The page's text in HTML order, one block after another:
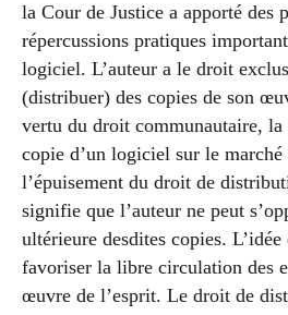
la Cour de Justice a apporté des
répercussions pratiques
logiciel. L’auteur a le droit
(distribuer) des copies de son
vertu du droit communautaire, la
copie d’un logiciel sur le marché
l’épuisement du droit de
signifie que l’auteur ne peut
ultérieure desdites copies. L’idée
favoriser la libre circulation des
œuvre de l’esprit. Le droit de